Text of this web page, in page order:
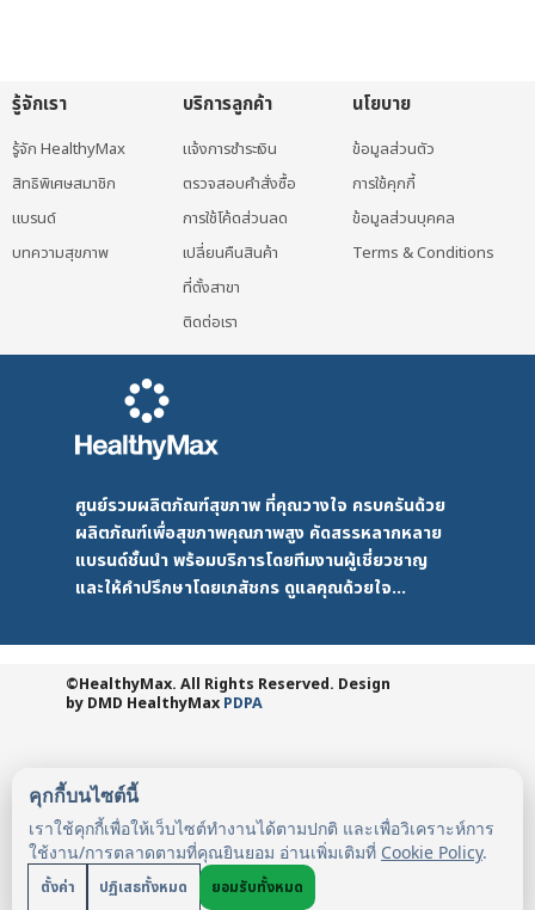
คุกกี้บนไซต์นี้
เราใช้คุกกี้เพื่อให้เว็บไซต์ทำงานได้ตามปกติ และเพื่อวิเคราะห์การ
ใช้งาน/การตลาดตามที่คุณยินยอม อ่านเพิ่มเติมที่ Cookie Policy.
ตั้งค่า ปฏิเสธทั้งหมด ยอมรับทั้งหมด
รู้จักเรา
รู้จัก HealthyMax
สิทธิพิเศษสมาชิก
แบรนด์
บทความสุขภาพ
บริการลูกค้า
แจ้งการชำระเงิน
ตรวจสอบคำสั่งซื้อ
การใช้โค้ดส่วนลด
เปลี่ยนคืนสินค้า
ที่ตั้งสาขา
ติดต่อเรา
นโยบาย
ข้อมูลส่วนตัว
การใช้คุกกี้
ข้อมูลส่วนบุคคล
Terms & Conditions
ศูนย์รวมผลิตภัณฑ์สุขภาพ ที่คุณวางใจ ครบครันด้วย
ผลิตภัณฑ์เพื่อสุขภาพคุณภาพสูง คัดสรรหลากหลาย
แบรนด์ชั้นนำ พร้อมบริการโดยทีมงานผู้เชี่ยวชาญ
และให้คำปรึกษาโดยเภสัชกร ดูแลคุณด้วยใจ...
©HealthyMax. All Rights Reserved. Design
by DMD HealthyMax PDPA